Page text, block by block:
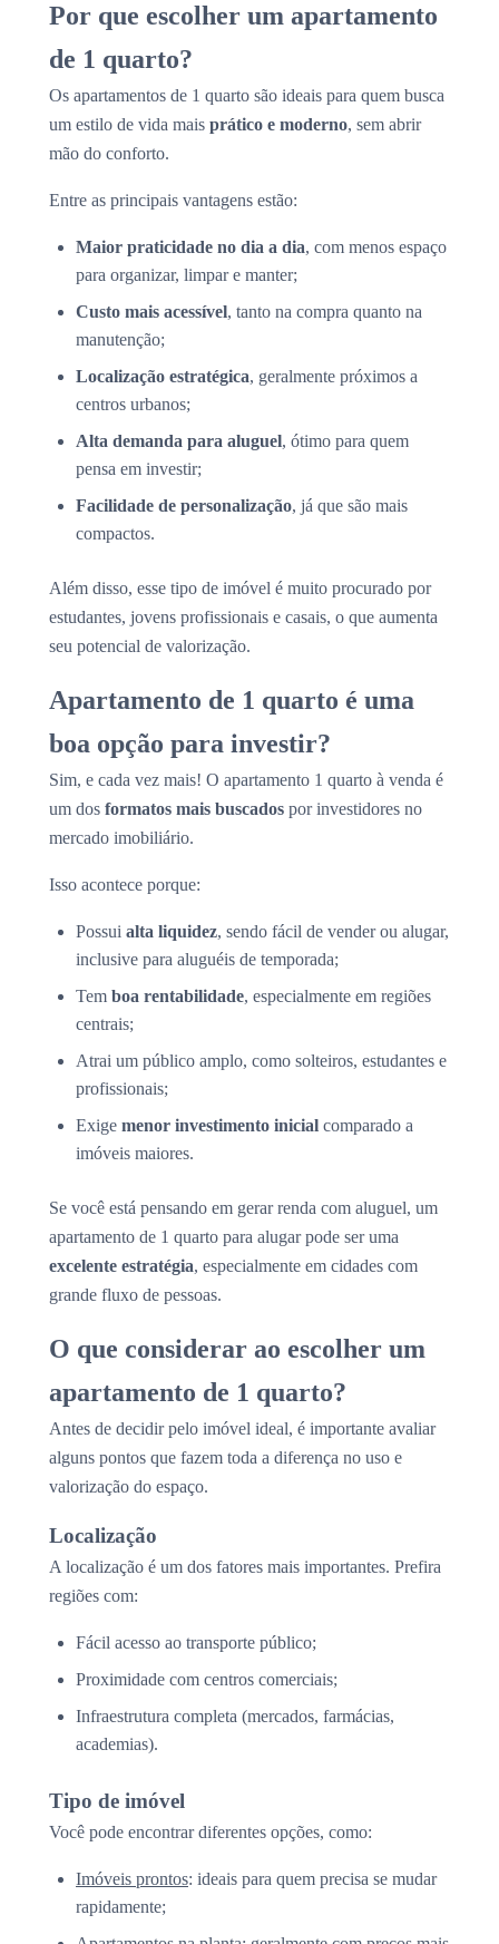
Por que escolher um apartamento
de 1 quarto?
Os apartamentos de 1 quarto são ideais para quem busca
um estilo de vida mais prático e moderno, sem abrir
mão do conforto.
Entre as principais vantagens estão:
Maior praticidade no dia a dia, com menos espaço
para organizar, limpar e manter;
Custo mais acessível, tanto na compra quanto na
manutenção;
Localização estratégica, geralmente próximos a
centros urbanos;
Alta demanda para aluguel, ótimo para quem
pensa em investir;
Facilidade de personalização, já que são mais
compactos.
Além disso, esse tipo de imóvel é muito procurado por
estudantes, jovens profissionais e casais, o que aumenta
seu potencial de valorização.
Apartamento de 1 quarto é uma
boa opção para investir?
Sim, e cada vez mais! O apartamento 1 quarto à venda é
um dos formatos mais buscados por investidores no
mercado imobiliário.
Isso acontece porque:
Possui alta liquidez, sendo fácil de vender ou alugar,
inclusive para aluguéis de temporada;
Tem boa rentabilidade, especialmente em regiões
centrais;
Atrai um público amplo, como solteiros, estudantes e
profissionais;
Exige menor investimento inicial comparado a
imóveis maiores.
Se você está pensando em gerar renda com aluguel, um
apartamento de 1 quarto para alugar pode ser uma
excelente estratégia, especialmente em cidades com
grande fluxo de pessoas.
O que considerar ao escolher um
apartamento de 1 quarto?
Antes de decidir pelo imóvel ideal, é importante avaliar
alguns pontos que fazem toda a diferença no uso e
valorização do espaço.
Localização
A localização é um dos fatores mais importantes. Prefira
regiões com:
Fácil acesso ao transporte público;
Proximidade com centros comerciais;
Infraestrutura completa (mercados, farmácias,
academias).
Tipo de imóvel
Você pode encontrar diferentes opções, como:
Imóveis prontos: ideais para quem precisa se mudar
rapidamente;